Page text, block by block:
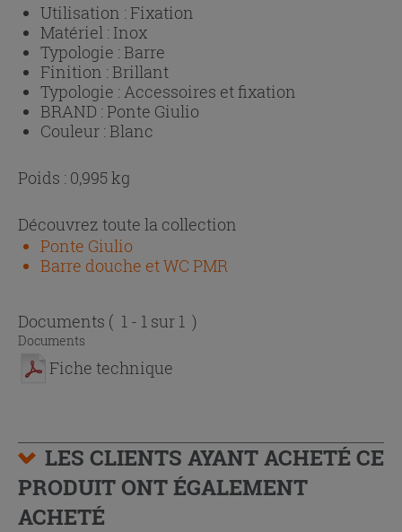
Utilisation :Fixation
Matériel : Inox
Typologie :Barre
Finition :Brillant
Typologie :Accessoires et fixation
BRAND :Ponte Giulio
Couleur :Blanc
Poids : 0,995 kg
Découvrez toute la collection
Ponte Giulio
Barre douche et WC PMR
Documents ( 1 - 1 sur 1 )
Documents
Fiche technique
LES CLIENTS AYANT ACHETÉ CE
PRODUIT ONT ÉGALEMENT
ACHETÉ